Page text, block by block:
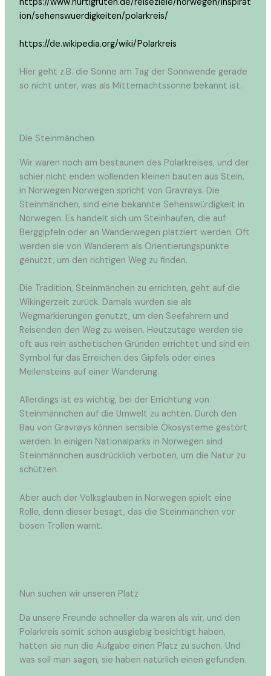
ion/sehenswuerdigkeiten/polarkreis/
https://de.wikipedia.org/wiki/Polarkreis
Hier geht z.B. die Sonne am Tag der Sonnwende gerade
so nicht unter, was als Mitternachtssonne bekannt ist.
Die Steinmänchen
Wir waren noch am bestaunen des Polarkreises, und der
schier nicht enden wollenden kleinen bauten aus Stein,
in Norwegen Norwegen spricht von Gravrøys. Die
Steinmänchen, sind eine bekannte Sehenswürdigkeit in
Norwegen. Es handelt sich um Steinhaufen, die auf
Berggipfeln oder an Wanderwegen platziert werden. Oft
werden sie von Wanderern als Orientierungspunkte
genutzt, um den richtigen Weg zu finden.
Die Tradition, Steinmänchen zu errichten, geht auf die
Wikingerzeit zurück. Damals wurden sie als
Wegmarkierungen genutzt, um den Seefahrern und
Reisenden den Weg zu weisen. Heutzutage werden sie
oft aus rein ästhetischen Gründen errichtet und sind ein
Symbol für das Erreichen des Gipfels oder eines
Meilensteins auf einer Wanderung.
Allerdings ist es wichtig, bei der Errichtung von
Steinmännchen auf die Umwelt zu achten. Durch den
Bau von Gravrøys können sensible Ökosysteme gestört
werden. In einigen Nationalparks in Norwegen sind
Steinmännchen ausdrücklich verboten, um die Natur zu
schützen.
Aber auch der Volksglauben in Norwegen spielt eine
Rolle, denn dieser besagt, das die Steinmänchen vor
bösen Trollen warnt.
Nun suchen wir unseren Platz
Da unsere Freunde schneller da waren als wir, und den
Polarkreis somit schon ausgiebig besichtigt haben,
hatten sie nun die Aufgabe einen Platz zu suchen. Und
was soll man sagen, sie haben natürlich einen gefunden.